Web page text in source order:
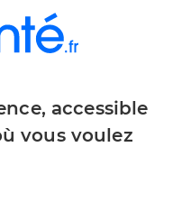
accessible
vous voulez